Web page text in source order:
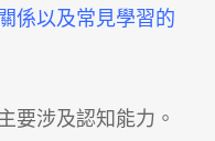
係以及常見學習的
要涉及認知能力。